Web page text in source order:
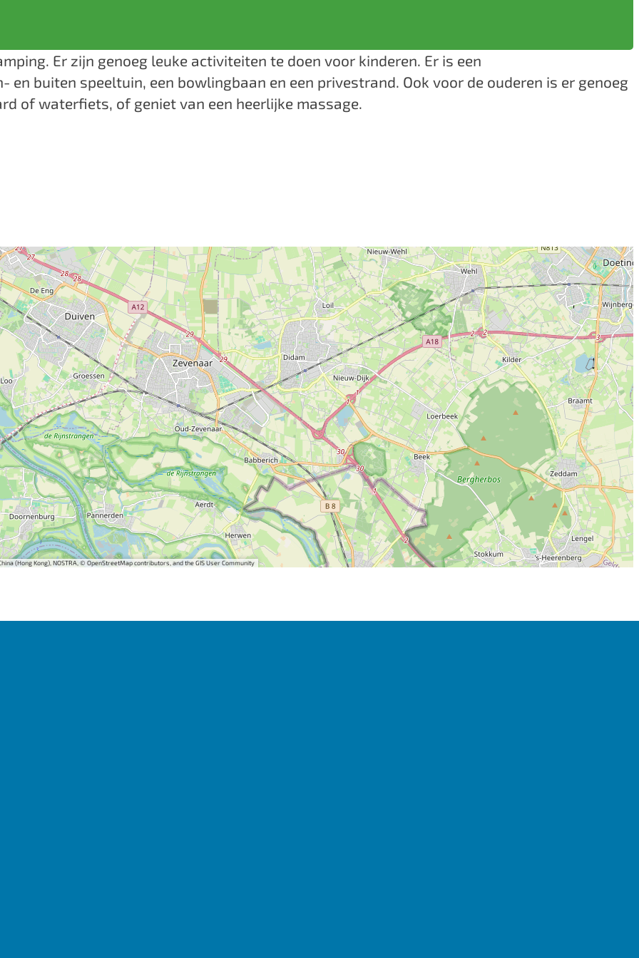
Er zijn genoeg leuke activiteiten te doen voor kinderen. Er is een
en buiten speeltuin, een bowlingbaan en een privestrand. Ook voor de ouderen is er genoeg
of waterfiets, of geniet van een heerlijke massage.
Recreatiepark de
(Hong Kong), NOSTRA, © OpenStreetMap contributors, and the GIS User Community